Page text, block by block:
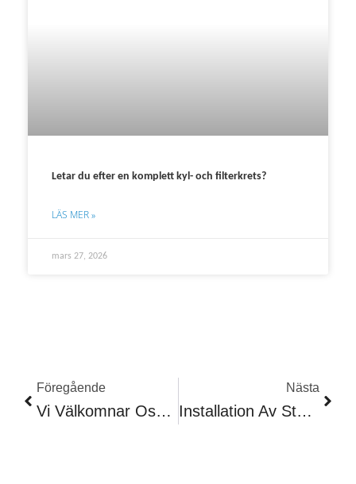
Letar du efter en komplett kyl- och filterkrets?
LÄS MER »
mars 27, 2026
Föregående
Vi Välkomnar Oscar Holmqvist Som Servicetekniker
Nästa
Installation Av Styrsystem Hos AQ Special Sheet Metal